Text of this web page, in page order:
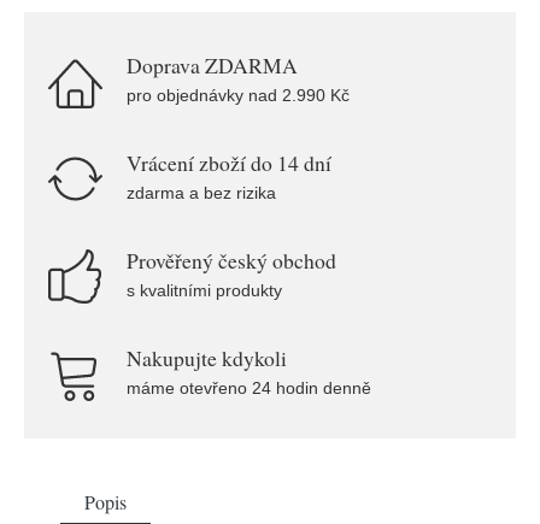
Doprava ZDARMA
pro objednávky nad 2.990 Kč
Vrácení zboží do 14 dní
zdarma a bez rizika
Prověřený český obchod
s kvalitními produkty
Nakupujte kdykoli
máme otevřeno 24 hodin denně
Popis